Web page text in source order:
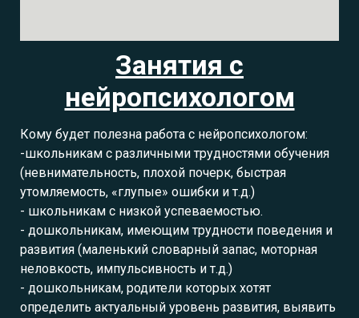
Занятия с
нейропсихологом
Кому будет полезна работа с нейропсихологом:
-школьникам с различными трудностями обучения
(невнимательность, плохой почерк, быстрая
утомляемость, «глупые» ошибки и т.д.)
- школьникам с низкой успеваемостью.
- дошкольникам, имеющим трудности поведения и
развития (маленький словарный запас, моторная
неловкость, импульсивность и т.д.)
- дошкольникам, родители которых хотят
определить актуальный уровень развития, выявить